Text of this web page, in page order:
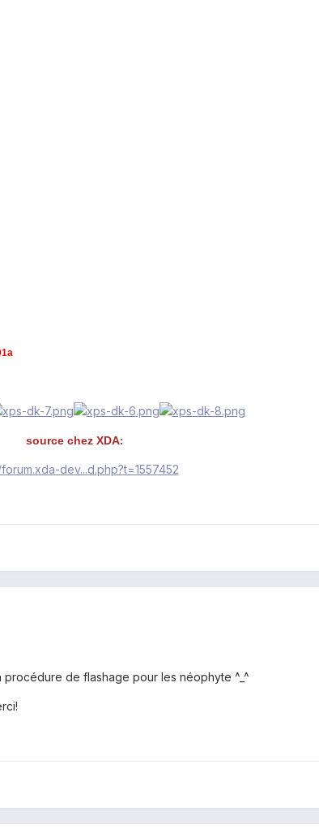
source chez XDA:
dev...d.php?t=1557452
de flashage pour les néophyte ^_^